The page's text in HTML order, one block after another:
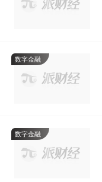
数字金融
数字金融